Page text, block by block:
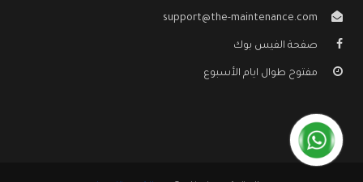
support@the-maintenance.com
صفحة الفيس بوك
مفتوح طوال ايام الأسبوع